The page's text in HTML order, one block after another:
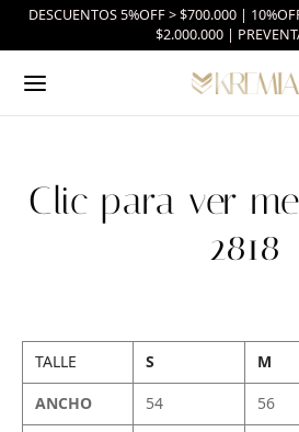
DESCUENTOS 5%OFF > $700.000 |
$2.000.000 |
Clic para ver
2818
TALLE S M
ANCHO
54 56